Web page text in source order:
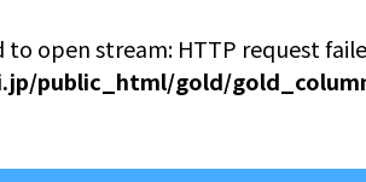
open stream: HTTP request
public_html/gold/